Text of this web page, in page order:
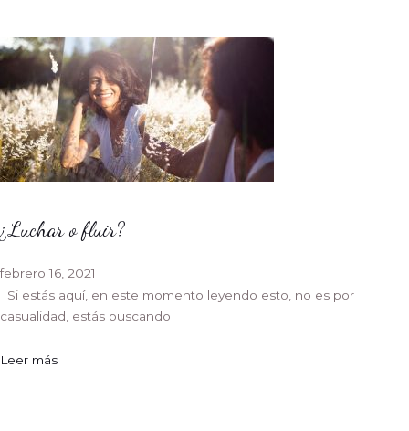
¿Luchar o fluir?
febrero 16, 2021
Si estás aquí, en este momento leyendo esto, no es por
casualidad, estás buscando
Leer más